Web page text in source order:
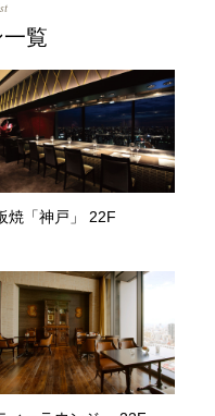
覧
焼「神戸」 22F